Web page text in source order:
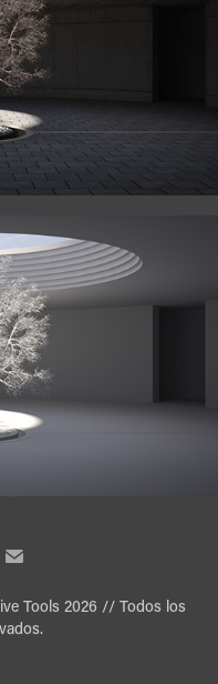
Tools 2026 // Todos los